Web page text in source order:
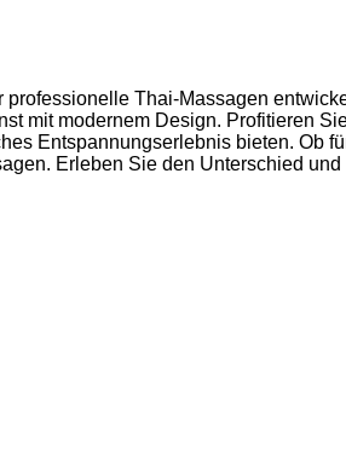
Thai-Massagen
mit modernem Design. Profitieren
Entspannungserlebnis bieten. Ob
Erleben Sie den Unterschied